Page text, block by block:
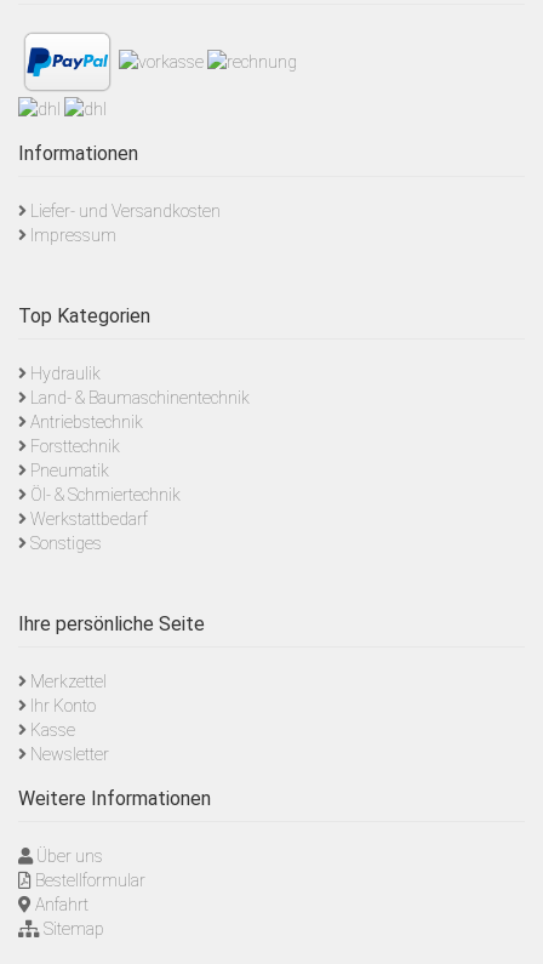
Informationen
Liefer- und Versandkosten
Impressum
Top Kategorien
Hydraulik
Land- & Baumaschinentechnik
Antriebstechnik
Forsttechnik
Pneumatik
Öl- & Schmiertechnik
Werkstattbedarf
Sonstiges
Ihre persönliche Seite
Merkzettel
Ihr Konto
Kasse
Newsletter
Weitere Informationen
Über uns
Bestellformular
Anfahrt
Sitemap